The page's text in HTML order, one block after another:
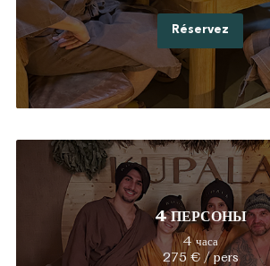
Réservez
4 ПЕРСОНЫ
4 часа
275 € / pers